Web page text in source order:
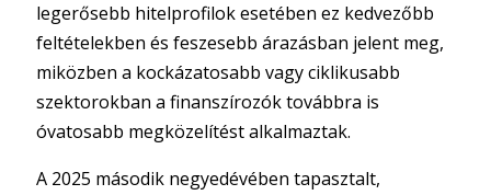
legerősebb hitelprofilok esetében ez kedvezőbb
feltételekben és feszesebb árazásban jelent meg,
miközben a kockázatosabb vagy ciklikusabb
szektorokban a finanszírozók továbbra is
óvatosabb megközelítést alkalmaztak.
A 2025 második negyedévében tapasztalt,